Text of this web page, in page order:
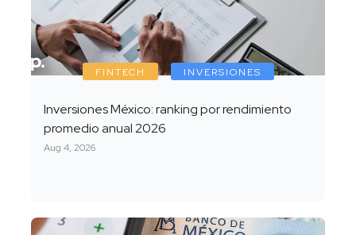
FINTECH INVERSIONES
Inversiones México: ranking por rendimiento
promedio anual 2026
Aug 4, 2026